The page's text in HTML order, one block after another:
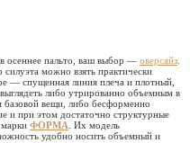
в осеннее пальто, ваш выбор — оверсайз.
можно взять практически
— спущенная линия плеча и плотный,
либо утрированно объемным в
базовой вещи, либо бесформенно
и при этом достаточно структурные
ФОРМА. Их модель
удобно носить объемный и